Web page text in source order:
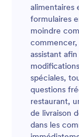
alimentaires
formulaires
moindre
assistant
spéciales,
questions
restaurant,
de livraison
dans les